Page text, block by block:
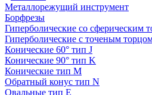
Металлорежущий инструмент
Борфрезы
Гиперболические cо сферическим
Гиперболические с точеным
Конические 60° тип J
Конические 90° тип K
Конические тип M
Обратный конус тип N
Овальные тип E